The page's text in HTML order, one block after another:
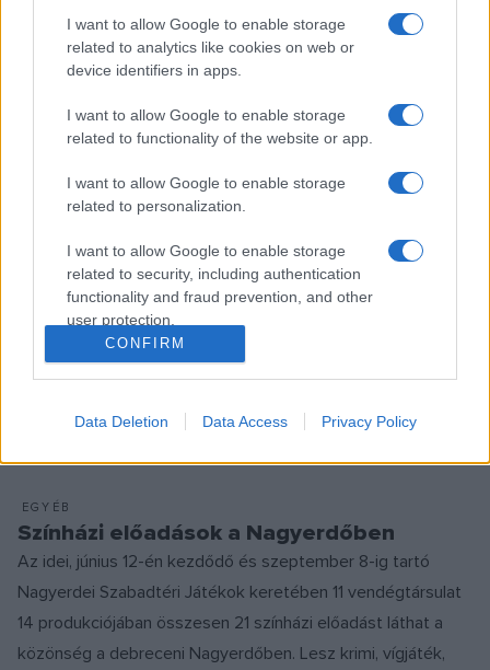
I want to allow Google to enable storage
related to analytics like cookies on web or
device identifiers in apps.
I want to allow Google to enable storage
related to functionality of the website or app.
I want to allow Google to enable storage
related to personalization.
I want to allow Google to enable storage
related to security, including authentication
functionality and fraud prevention, and other
user protection.
CONFIRM
Data Deletion Data Access Privacy Policy
nap alatt a Campus Fesztiválon, amely július 18-án nyitja meg
kapuit a debreceni Nagyerdőben – közölték a szervezők
július 5-én. A fellépők között lesz Scooter, a Tankcsapda, a
Punnany Massif és Lovasi András is.
EGYÉB
Ismét Campus Fesztivál júliusban
Több mint százezer látogatót várnak az idei Campus
Fesztiválra, amelyet július 18. és 22. között rendeznek meg a
debreceni Nagyerdőben. A tíz zenei színpadon és a többi
helyszínen összesen 250 zenei program, külföldi és magyar
sztárvendégek, valamint színház, mozi, irodalmi beszélgetés
családjaikat egyaránt.
EGYÉB
Színházi előadások a Nagyerdőben
Az idei, június 12-én kezdődő és szeptember 8-ig tartó
Nagyerdei Szabadtéri Játékok keretében 11 vendégtársulat
14 produkciójában összesen 21 színházi előadást láthat a
közönség a debreceni Nagyerdőben. Lesz krimi, vígjáték,